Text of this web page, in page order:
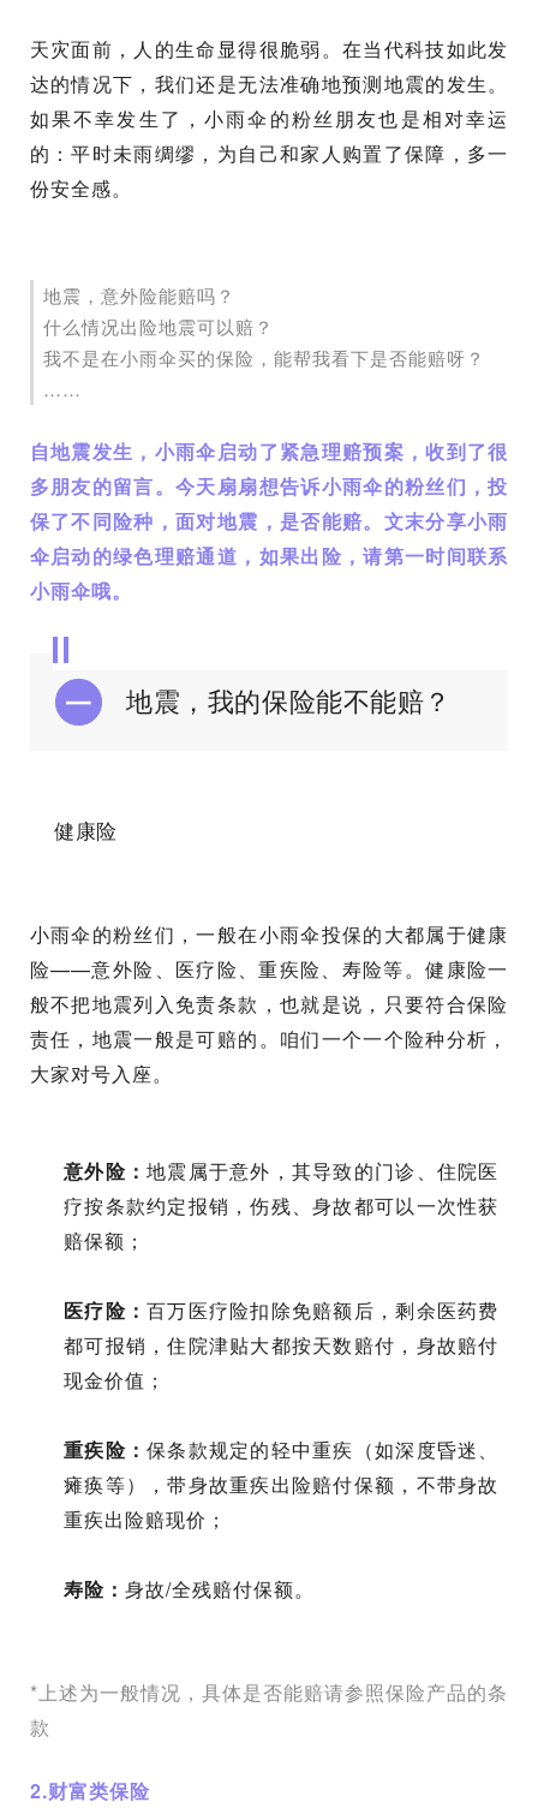
天灾面前，人的生命显得很脆弱。在当代科技如此发
达的情况下，我们还是无法准确地预测地震的发生。
如果不幸发生了，小雨伞的粉丝朋友也是相对幸运
的：平时未雨绸缪，为自己和家人购置了保障，多一
份安全感。
地震，意外险能赔吗？
什么情况出险地震可以赔？
我不是在小雨伞买的保险，能帮我看下是否能赔呀？
……
自地震发生，小雨伞启动了紧急理赔预案，收到了很
多朋友的留言。今天扇扇想告诉小雨伞的粉丝们，投
保了不同险种，面对地震，是否能赔。文末分享小雨
伞启动的绿色理赔通道，如果出险，请第一时间联系
小雨伞哦。
一 地震，我的保险能不能赔？
健康险
小雨伞的粉丝们，一般在小雨伞投保的大都属于健康
险——意外险、医疗险、重疾险、寿险等。健康险一
般不把地震列入免责条款，也就是说，只要符合保险
责任，地震一般是可赔的。咱们一个一个险种分析，
大家对号入座。
意外险：地震属于意外，其导致的门诊、住院医
疗按条款约定报销，伤残、身故都可以一次性获
赔保额；
医疗险：百万医疗险扣除免赔额后，剩余医药费
都可报销，住院津贴大都按天数赔付，身故赔付
现金价值；
重疾险：保条款规定的轻中重疾（如深度昏迷、
瘫痪等），带身故重疾出险赔付保额，不带身故
重疾出险赔现价；
寿险：身故/全残赔付保额。
*上述为一般情况，具体是否能赔请参照保险产品的条
款
2.财富类保险